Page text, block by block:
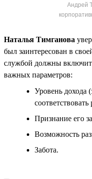
Андрей
Наталья Тимганова
был заинтересован в
службой должны
важных параметров:
Уровень дохода
соответствовать
Признание его
Возможность
Забота.